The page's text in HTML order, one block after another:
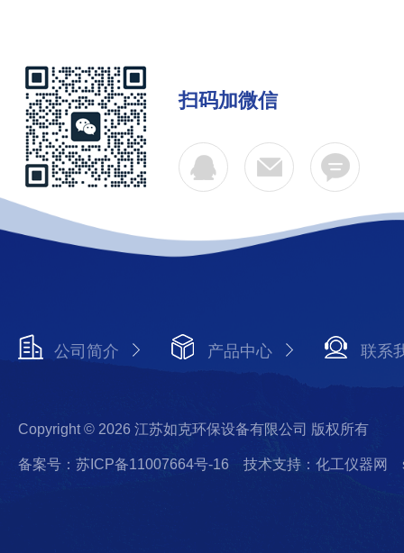
扫码加微信
公司简介 产品中心 联系
Copyright © 2026 江苏如克环保设备有限公司 版权所有
备案号：苏ICP备11007664号-16 技术支持：化工仪器网